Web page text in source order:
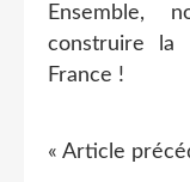
Ensemble,
construire la
France !
« Article